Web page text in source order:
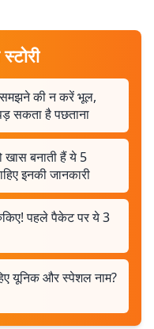
समझने की न करें भूल,
सकता है पछताना
बनाती हैं ये 5
इनकी जानकारी
पहले पैकेट पर ये 3
यूनिक और स्पेशल नाम?